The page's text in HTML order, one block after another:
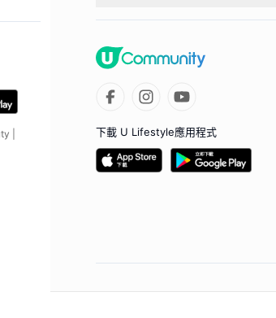
下載 U Lifestyle應用程式